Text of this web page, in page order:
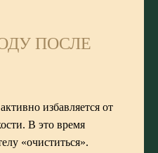
ПОСЛЕ
избавляется от
В это время
«очиститься».